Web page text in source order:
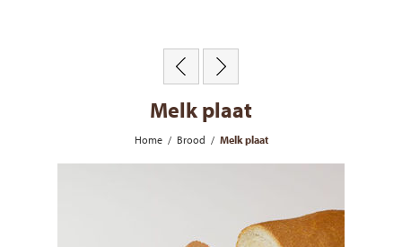
Melk plaat
Home / Brood / Melk plaat